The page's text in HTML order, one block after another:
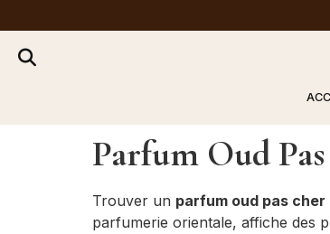
Parfum Oud
Trouver un parfum oud pas cher
parfumerie orientale, affiche des